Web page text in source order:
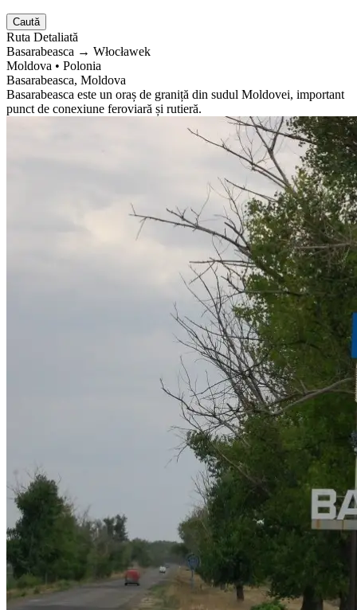
Caută
Ruta Detaliată
Basarabeasca → Włocławek
Moldova • Polonia
Basarabeasca, Moldova
Basarabeasca este un oraș de graniță din sudul Moldovei, important
punct de conexiune feroviară și rutieră.